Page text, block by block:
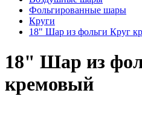
Фольгированные шары
Круги
18" Шар из фольги Круг
18" Шар из
кремовый